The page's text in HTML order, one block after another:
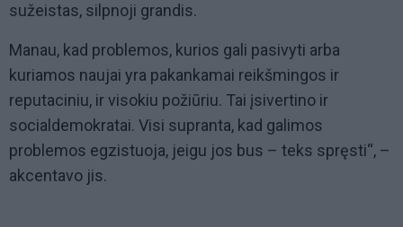
sužeistas, silpnoji grandis.
Manau, kad problemos, kurios gali pasivyti arba
kuriamos naujai yra pakankamai reikšmingos ir
reputaciniu, ir visokiu požiūriu. Tai įsivertino ir
socialdemokratai. Visi supranta, kad galimos
problemos egzistuoja, jeigu jos bus – teks spręsti“, –
akcentavo jis.